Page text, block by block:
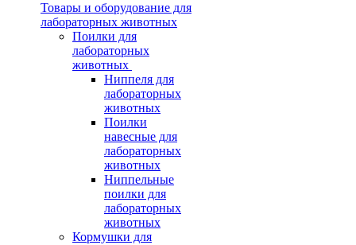
Товары и оборудование для
лабораторных животных
Поилки для
лабораторных
животных
Ниппеля для
лабораторных
животных
Поилки
навесные для
лабораторных
животных
Ниппельные
поилки для
лабораторных
животных
Кормушки для